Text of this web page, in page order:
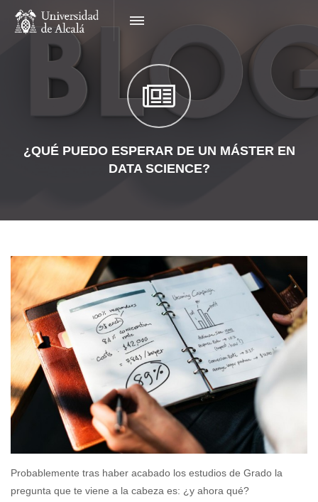
¿QUÉ PUEDO ESPERAR DE UN MÁSTER EN
DATA SCIENCE?
Probablemente tras haber acabado los estudios de Grado la
pregunta que te viene a la cabeza es: ¿y ahora qué?